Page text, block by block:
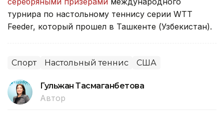
турнира по настольному теннису серии WTT
Feeder, который прошел в Ташкенте (Узбекистан).
Спорт Настольный теннис США
Гульжан Тасмаганбетова
Автор